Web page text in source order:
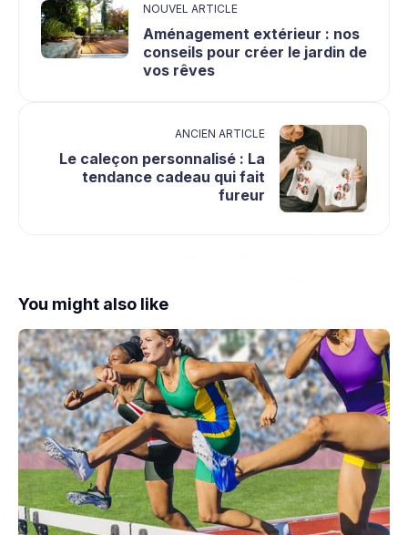
NOUVEL ARTICLE
Aménagement extérieur : nos
conseils pour créer le jardin de
vos rêves
ANCIEN ARTICLE
Le caleçon personnalisé : La
tendance cadeau qui fait
fureur
You might also like